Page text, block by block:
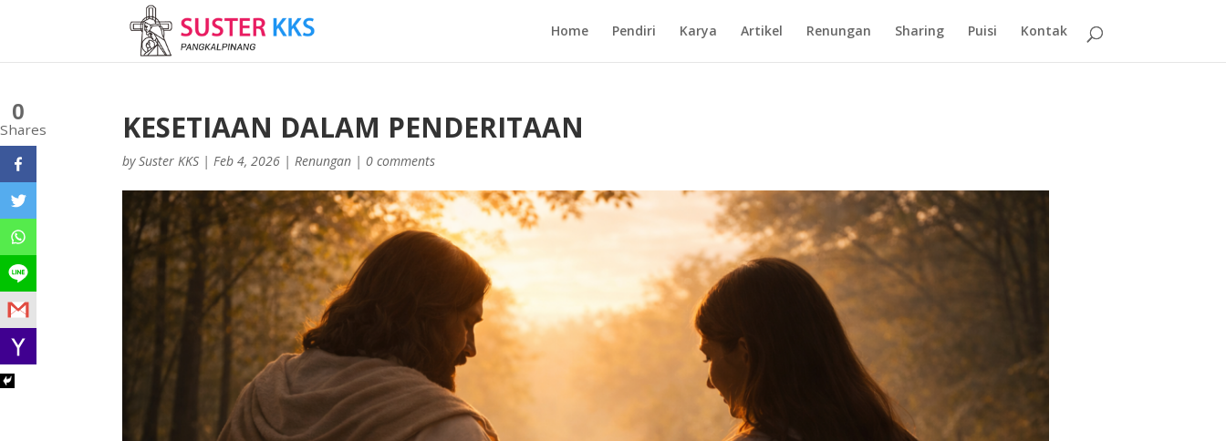
Home Pendiri Karya Artikel Renungan Sharing Puisi Kontak
KESETIAAN DALAM PENDERITAAN
bySuster KKS |Feb 4, 2026 |Renungan |0 comments
0
Shares